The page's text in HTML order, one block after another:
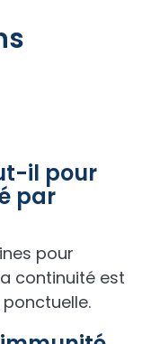
il pour
par
pour
continuité est